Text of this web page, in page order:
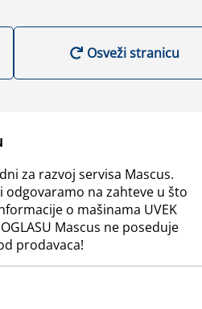
Osveži stranicu
za razvoj servisa Mascus.
odgovaramo na zahteve u što
o mašinama UVEK
OGLASU Mascus ne poseduje
prodavaca!